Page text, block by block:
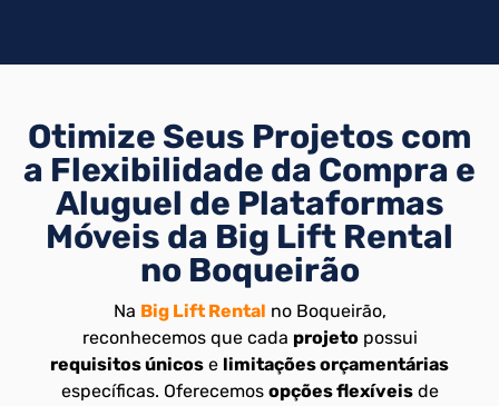
Otimize Seus Projetos com
a Flexibilidade da Compra e
Aluguel de Plataformas
Móveis da Big Lift Rental
no Boqueirão
Na Big Lift Rental no Boqueirão,
reconhecemos que cada projetopossui
requisitos únicos e limitações orçamentárias
específicas. Oferecemos opções flexíveisde